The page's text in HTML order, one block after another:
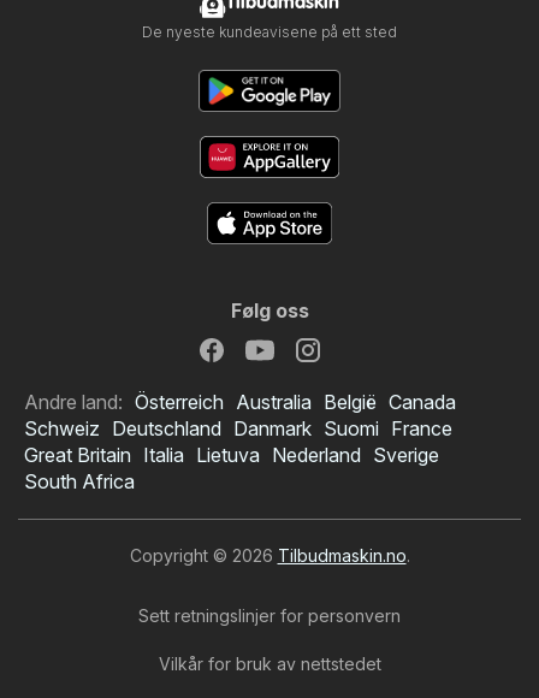
De nyeste kundeavisene på ett sted
Følg oss
Andre land: Österreich Australia België Canada
Schweiz Deutschland Danmark Suomi France
Great Britain Italia Lietuva Nederland Sverige
South Africa
Copyright © 2026 Tilbudmaskin.no.
Sett retningslinjer for personvern
Vilkår for bruk av nettstedet